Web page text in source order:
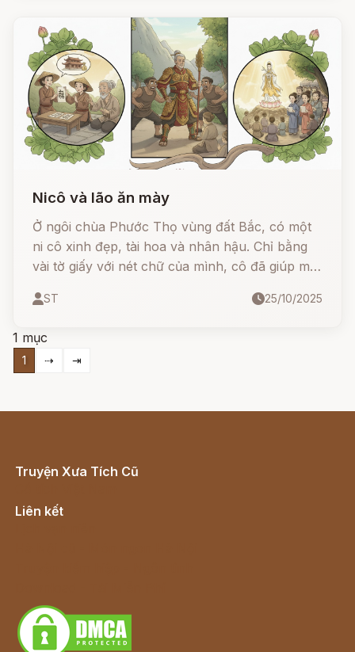
Nicô và lão ăn mày
Ở ngôi chùa Phước Thọ vùng đất Bắc, có một
ni cô xinh đẹp, tài hoa và nhân hậu. Chỉ bằng
vài tờ giấy với nét chữ của mình, cô đã giúp một
sau này lại trở thành ân nhân cứu cô thoát khỏi
ST 25/10/2025
1 mục
1 ⇢ ⇥
Truyện Xưa Tích Cũ
Liên kết